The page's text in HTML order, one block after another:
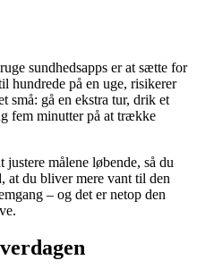
sundhedsapps er at sætte for
hundrede på en uge, risikerer
små: gå en ekstra tur, drik et
fem minutter på at trække
målene løbende, så du
at du bliver mere vant til den
– og det er netop den